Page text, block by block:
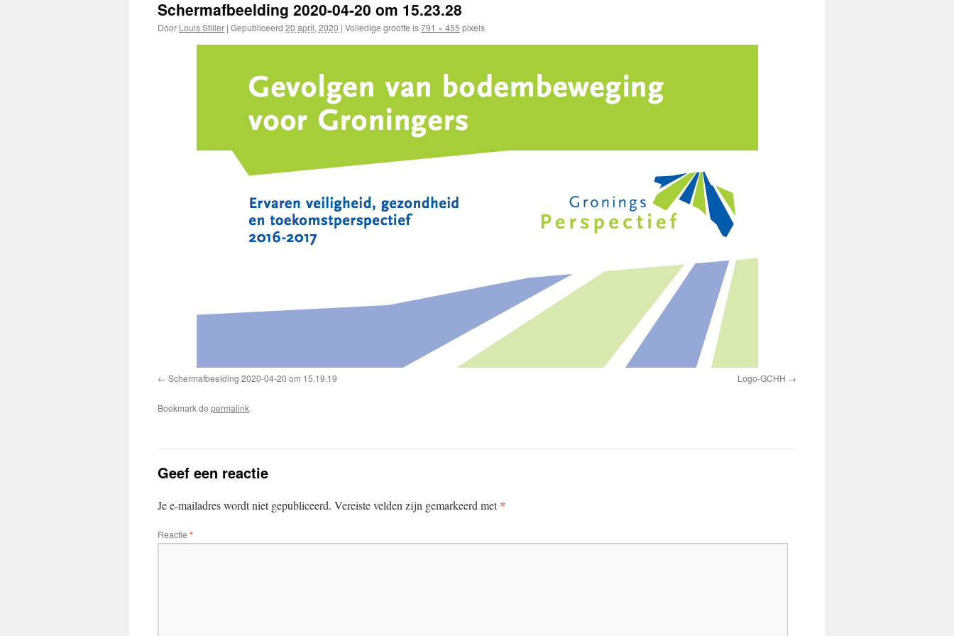
Schermafbeelding 2020-04-20 om 15.23.28
Door Louis Stiller | Gepubliceerd 20 april, 2020 | Volledige grootte is791 × 455 pixels
Schermafbeelding 2020-04-20 om 15.19.19 Logo-GCHH
Bookmark de permalink.
Geef een reactie
Je e-mailadres wordt niet gepubliceerd. Vereiste velden zijn gemarkeerd met*
Reactie *